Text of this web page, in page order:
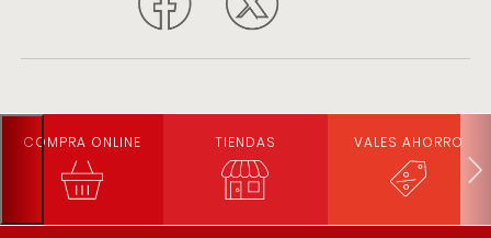
COMPRA ONLINE TIENDAS VALES AHORRO